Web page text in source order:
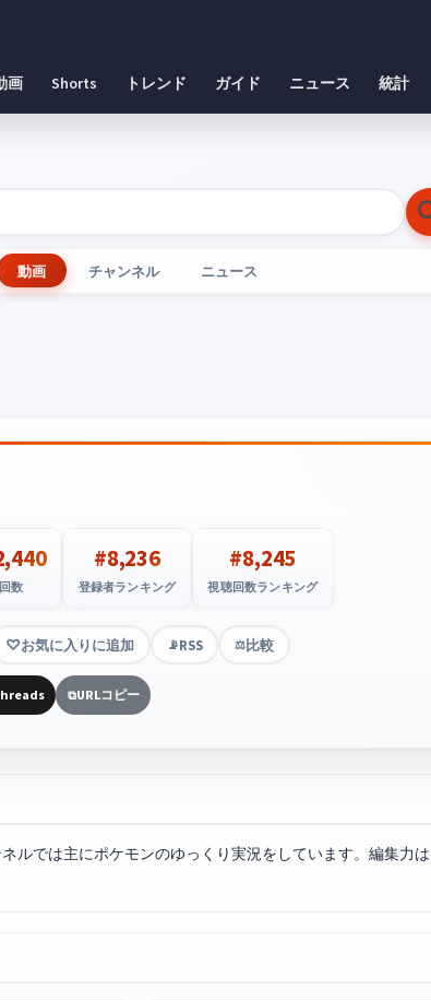
画 Shorts トレンド ガイド ニュース 統計
動画 チャンネル ニュース
数
#8,236
登録者ランキング
#8,245
視聴回数ランキング
お気に入りに追加 📡RSS ⚖️比較
⧉URLコピー
ルでは主にポケモンのゆっくり実況をしています。編集力